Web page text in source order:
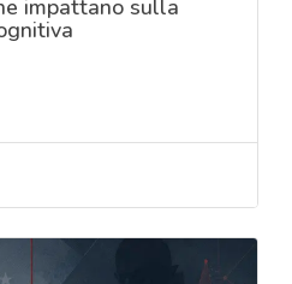
impattano sulla